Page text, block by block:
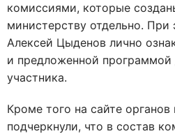
комиссиями, которые
министерству отдельно. При
Алексей Цыденов лично
и предложенной программой
участника.
Кроме того на сайте органов
подчеркнули, что в состав